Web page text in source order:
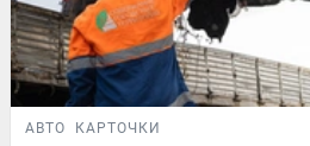
АВТО КАРТОЧКИ